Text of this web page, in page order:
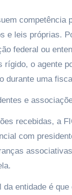
competência
e leis próprias.
federal ou
rígido, o agente
durante uma
e
recebidas, a
com
da entidade é